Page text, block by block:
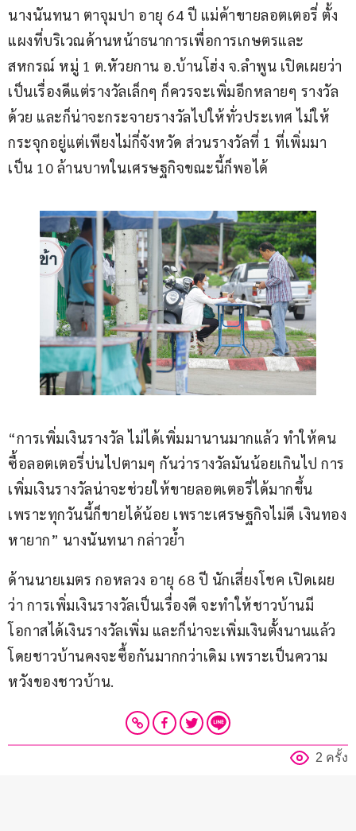
นางนันทนา ตาจุมปา อายุ 64 ปี แม่ค้าขายลอตเตอรี่ ตั้ง
แผงที่บริเวณด้านหน้าธนาการเพื่อการเกษตรและ
สหกรณ์ หมู่ 1 ต.หัวยกาน อ.บ้านโฮ่ง จ.ลำพูน เปิดเผยว่า
เป็นเรื่องดีแต่รางวัลเล็กๆ ก็ควรจะเพิ่มอีกหลายๆ รางวัล
ด้วย และก็น่าจะกระจายรางวัลไปให้ทั่วประเทศ ไม่ให้
กระจุกอยู่แต่เพียงไม่กี่จังหวัด ส่วนรางวัลที่ 1 ที่เพิ่มมา
เป็น 10 ล้านบาทในเศรษฐกิจขณะนี้ก็พอได้
“การเพิ่มเงินรางวัล ไม่ได้เพิ่มมานานมากแล้ว ทำให้คน
ซื้อลอตเตอรี่บ่นไปตามๆ กันว่ารางวัลมันน้อยเกินไป การ
เพิ่มเงินรางวัลน่าจะช่วยให้ขายลอตเตอรี่ได้มากขึ้น
เพราะทุกวันนี้ก็ขายได้น้อย เพราะเศรษฐกิจไม่ดี เงินทอง
หายาก” นางนันทนา กล่าวย้ำ
ด้านนายเมตร กอหลวง อายุ 68 ปี นักเสี่ยงโชค เปิดเผย
ว่า การเพิ่มเงินรางวัลเป็นเรื่องดี จะทำให้ชาวบ้านมี
โอกาสได้เงินรางวัลเพิ่ม และก็น่าจะเพิ่มเงินตั้งนานแล้ว
โดยชาวบ้านคงจะซื้อกันมากกว่าเดิม เพราะเป็นความ
หวังของชาวบ้าน.
2 ครั้ง